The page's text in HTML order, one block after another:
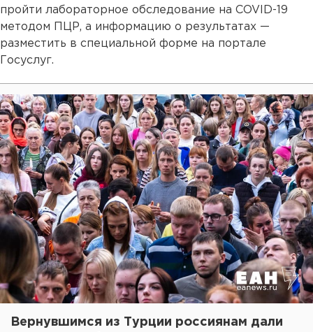
пройти лабораторное обследование на COVID-19
методом ПЦР, а информацию о результатах —
разместить в специальной форме на портале
Госуслуг.
Вернувшимся из Турции россиянам дали